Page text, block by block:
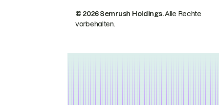
© 2026 Semrush Holdings.Alle Rechte
vorbehalten.